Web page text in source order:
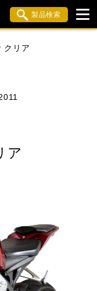
製品検索
クリア
ア